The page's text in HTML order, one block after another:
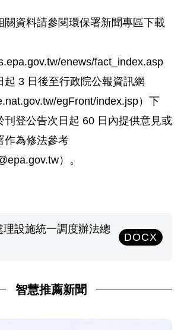
關資料請參閱環保署新聞專區下載
enews/fact_index.asp
起 3 日後至行政院公報資訊網
egFront/index.jsp）下
刊登公告次日起 60 日內提供意見或
作為修法參考
）。
設施統一調度辦法總
DOCX
智慧推薦新聞